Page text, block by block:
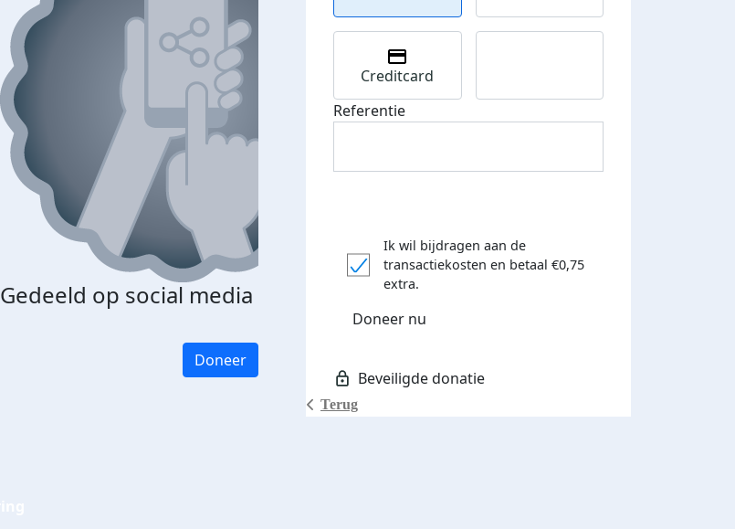
Gedeeld op social media Donateurs bedankt
Doneer
Terug
Creditcard
Referentie
Ik wil bijdragen aan de
transactiekosten en betaal €0,75
extra.
Doneer nu